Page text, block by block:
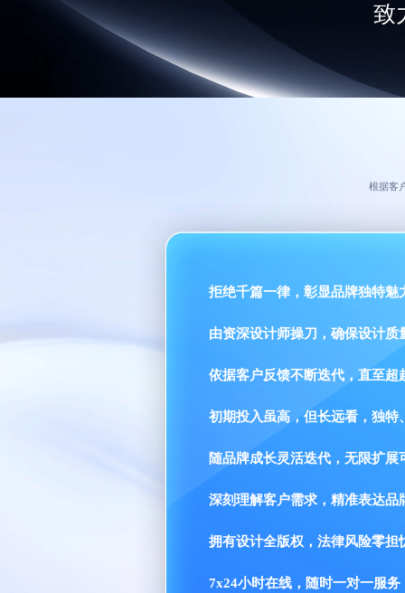
致
根据客
拒绝千篇一律，彰显品牌独特魅
由资深设计师操刀，确保设计质
依据客户反馈不断迭代，直至超
初期投入虽高，但长远看，独特
随品牌成长灵活迭代，无限扩展
深刻理解客户需求，精准表达品
拥有设计全版权，法律风险零担
7x24小时在线，随时一对一服务